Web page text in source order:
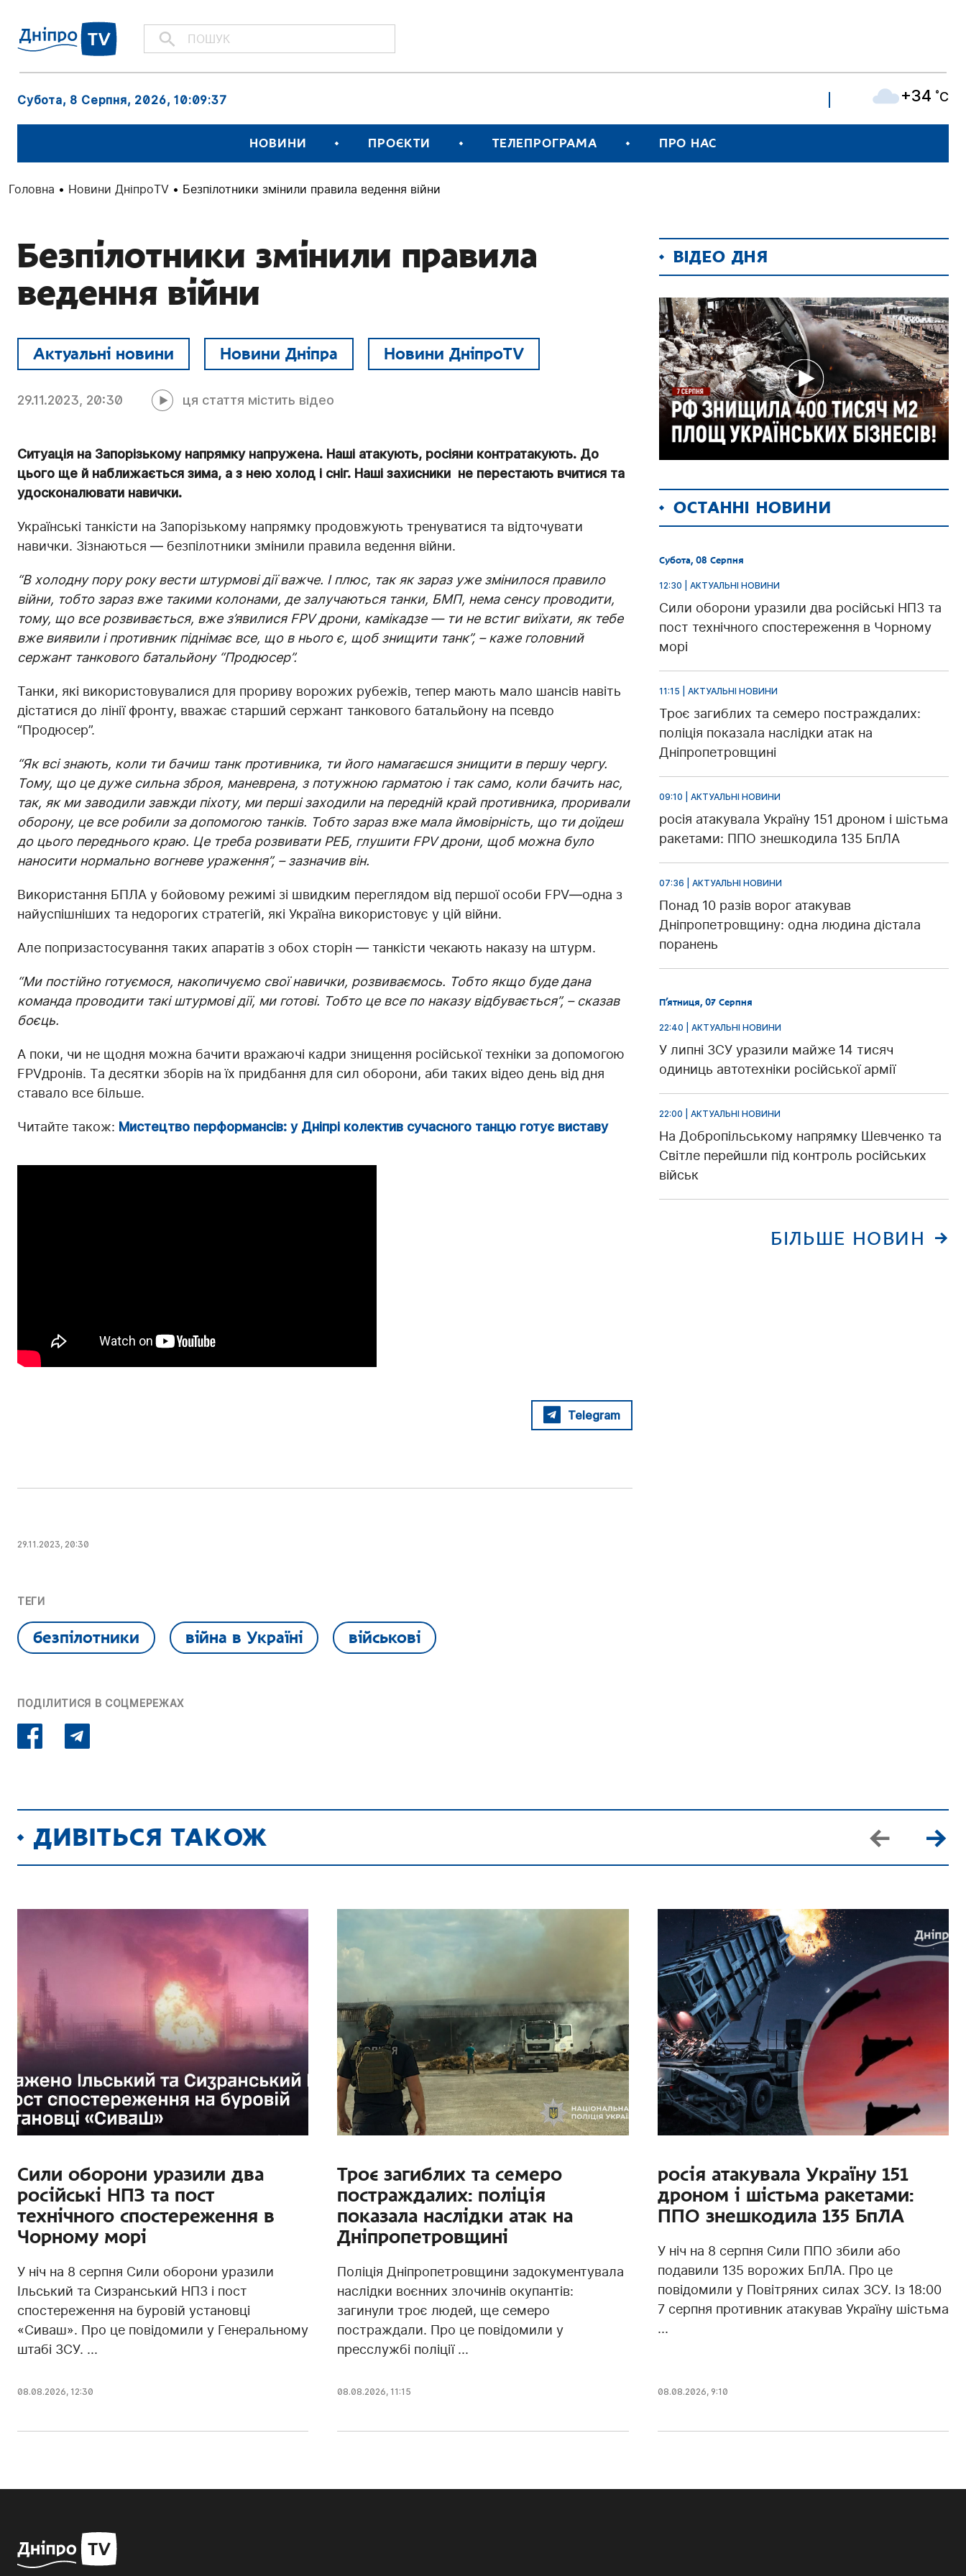
Субота, 8 Серпня, 2026, 10:09:38 +34 ˚C
НОВИНИ ПРОЄКТИ ТЕЛЕПРОГРАМА ПРО НАС
Головна • Новини ДніпроTV • Безпілотники змінили правила ведення війни
Безпілотники змінили правила
ведення війни
Актуальні новини Новини Дніпра Новини ДніпроTV
29.11.2023, 20:30 ця стаття містить відео
Ситуація на Запорізькому напрямку напружена. Наші атакують, росіяни контратакують. До
цього ще й наближається зима, а з нею холод і сніг. Наші захисники не перестають вчитися та
удосконалювати навички.
Українські танкісти на Запорізькому напрямку продовжують тренуватися та відточувати
навички. Зізнаються — безпілотники змінили правила ведення війни.
“В холодну пору року вести штурмові дії важче. І плюс, так як зараз уже змінилося правило
війни, тобто зараз вже такими колонами, де залучаються танки, БМП, нема сенсу проводити,
тому, що все розвивається, вже з’явилися FPV дрони, камікадзе — ти не встиг виїхати, як тебе
вже виявили і противник піднімає все, що в нього є, щоб знищити танк”, – каже головний
сержант танкового батальйону “Продюсер”.
Танки, які використовувалися для прориву ворожих рубежів, тепер мають мало шансів навіть
дістатися до лінії фронту, вважає старший сержант танкового батальйону на псевдо
“Продюсер”.
“Як вcі знають, коли ти бачиш танк противника, ти його намагаєшся знищити в першу чергу.
Тому, що це дуже сильна зброя, маневрена, з потужною гарматою і так само, коли бачить нас,
так, як ми заводили завжди піхоту, ми перші заходили на передній край противника, проривали
оборону, це все робили за допомогою танків. Тобто зараз вже мала ймовірність, що ти доїдеш
до цього переднього краю. Це треба розвивати РЕБ, глушити FPV дрони, щоб можна було
наносити нормально вогневе ураження”, – зазначив він.
Використання БПЛА у бойовому режимі зі швидким переглядом від першої особи FPV—одна з
найуспішніших та недорогих стратегій, які Україна використовує у цій війни.
Але попризастосування таких апаратів з обох сторін — танкісти чекають наказу на штурм.
“Ми постійно готуємося, накопичуємо свої навички, розвиваємось. Тобто якщо буде дана
команда проводити такі штурмові дії, ми готові. Тобто це все по наказу відбувається”, – сказав
боєць.
А поки, чи не щодня можна бачити вражаючі кадри знищення російської техніки за допомогою
FPVдронів. Та десятки зборів на їх придбання для сил оборони, аби таких відео день від дня
ставало все більше.
Читайте також: Мистецтво перформансів: у Дніпрі колектив сучасного танцю готує виставу
Telegram
29.11.2023, 20:30
ТЕГИ
безпілотники війна в Україні військові
ПОДІЛИТИСЯ В СОЦМЕРЕЖАХ
ВІДЕО ДНЯ
ОСТАННІ НОВИНИ
Субота, 08 Серпня
12:30 | АКТУАЛЬНІ НОВИНИ
Сили оборони уразили два російські НПЗ та
пост технічного спостереження в Чорному
морі
11:15 | АКТУАЛЬНІ НОВИНИ
Троє загиблих та семеро постраждалих:
поліція показала наслідки атак на
Дніпропетровщині
09:10 | АКТУАЛЬНІ НОВИНИ
росія атакувала Україну 151 дроном і шістьма
ракетами: ППО знешкодила 135 БпЛА
07:36 | АКТУАЛЬНІ НОВИНИ
Понад 10 разів ворог атакував
Дніпропетровщину: одна людина дістала
поранень
П’ятниця, 07 Серпня
22:40 | АКТУАЛЬНІ НОВИНИ
У липні ЗСУ уразили майже 14 тисяч
одиниць автотехніки російської армії
22:00 | АКТУАЛЬНІ НОВИНИ
На Добропільському напрямку Шевченко та
Світле перейшли під контроль російських
військ
БІЛЬШЕ НОВИН
ДИВІТЬСЯ ТАКОЖ
Сили оборони уразили два
російські НПЗ та пост
технічного спостереження в
Чорному морі
У ніч на 8 серпня Сили оборони уразили
Ільський та Сизранський НПЗ і пост
спостереження на буровій установці
«Сиваш». Про це повідомили у Генеральному
штабі ЗСУ. ...
08.08.2026, 12:30
Троє загиблих та семеро
постраждалих: поліція
показала наслідки атак на
Дніпропетровщині
Поліція Дніпропетровщини задокументувала
наслідки воєнних злочинів окупантів:
загинули троє людей, ще семеро
постраждали. Про це повідомили у
пресслужбі поліції ...
08.08.2026, 11:15
росія атакувала Україну 151
дроном і шістьма ракетами:
ППО знешкодила 135 БпЛА
У ніч на 8 серпня Сили ППО збили або
подавили 135 ворожих БпЛА. Про це
повідомили у Повітряних силах ЗСУ. Із 18:00
7 серпня противник атакував Україну шістьма
...
08.08.2026, 9:10